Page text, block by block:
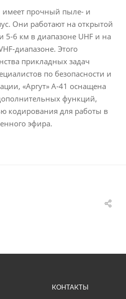
имеет прочный пыле- и
Они работают на открытой
5-6 км в диапазоне UHF и на
диапазоне. Этого
прикладных задач
по безопасности и
«Аргут» А-41 оснащена
функций,
кодирования для работы в
эфира.
КОНТАКТЫ